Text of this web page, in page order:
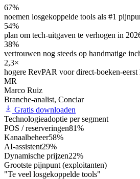
67%
noemen losgekoppelde tools als #1
54%
plan om tech-uitgaven te verhogen in
38%
vertrouwen nog steeds op handmatige
2,3×
hogere RevPAR voor direct-boeken-eerst
MR
Marco Ruiz
Branche-analist, Conciar
Gratis downloaden
Technologieadoptie per segment
POS / reserveringen81%
Kanaalbeheer58%
AI-assistent29%
Dynamische prijzen22%
Grootste pijnpunt (exploitanten)
"Te veel losgekoppelde tools"